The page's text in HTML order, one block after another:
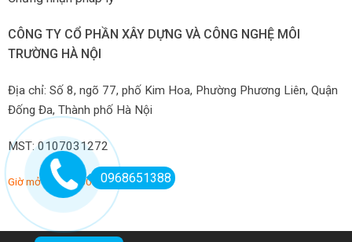
CÔNG TY CỔ PHẦN XÂY DỰNG VÀ CÔNG NGHỆ MÔI
TRƯỜNG HÀ NỘI
Địa chỉ: Số 8, ngõ 77, phố Kim Hoa, Phường Phương Liên, Quận
Đống Đa, Thành phố Hà Nội
MST: 0107031272
Giờ mở hàng: 7:00-22:00 hàng ngày
0968651388